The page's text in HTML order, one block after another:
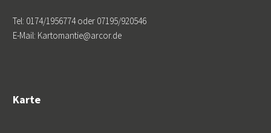
Tel: 0174/1956774 oder 07195/920546
E-Mail: Kartomantie@arcor.de
Karte